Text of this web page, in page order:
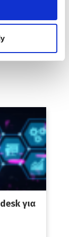
Tel:
210 36 07
για